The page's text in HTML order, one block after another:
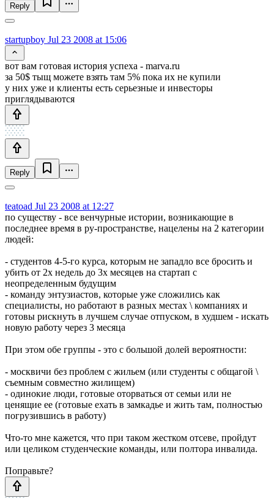
Reply
startupboy Jul 23 2008 at 15:06
вот вам готовая история успеха - marva.ru
за 50$ тыщ можете взять там 5% пока их не купили
у них уже и клиенты есть серьезные и инвесторы
приглядываются
Reply
teatoad Jul 23 2008 at 12:27
по существу - все венчурные истории, возникающие в
последнее время в ру-пространстве, нацелены на 2 категории
людей:
- студентов 4-5-го курса, которым не западло все бросить и
убить от 2х недель до 3х месяцев на стартап с
неопределенным будущим
- команду энтузиастов, которые уже сложились как
специалисты, но работают в разных местах \ компаниях и
готовы рискнуть в лучшем случае отпуском, в худшем - искать
новую работу через 3 месяца
При этом обе группы - это с большой долей вероятности:
- москвичи без проблем с жильем (или студенты с общагой \
съемным совместно жилищем)
- одинокие люди, готовые оторваться от семьи или не
ценящие ее (готовые ехать в замкадье и жить там, полностью
погрузившись в работу)
Что-то мне кажется, что при таком жестком отсеве, пройдут
или целиком студенческие команды, или полтора инвалида.
Поправьте?